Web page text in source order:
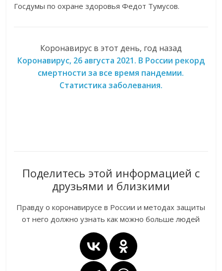
Госдумы по охране здоровья Федот Тумусов.
Коронавирус в этот день, год назад
Коронавирус, 26 августа 2021. В России рекорд
смертности за все время пандемии.
Статистика заболевания.
Поделитесь этой информацией с
друзьями и близкими
Правду о коронавирусе в России и методах защиты
от него должно узнать как можно больше людей